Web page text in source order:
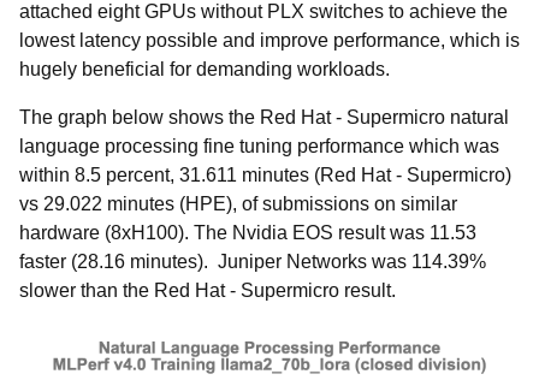
attached eight GPUs without PLX switches to achieve the
lowest latency possible and improve performance, which is
hugely beneficial for demanding workloads.
The graph below shows the Red Hat - Supermicro natural
language processing fine tuning performance which was
within 8.5 percent, 31.611 minutes (Red Hat - Supermicro)
vs 29.022 minutes (HPE), of submissions on similar
hardware (8xH100). The Nvidia EOS result was 11.53
faster (28.16 minutes). Juniper Networks was 114.39%
slower than the Red Hat - Supermicro result.